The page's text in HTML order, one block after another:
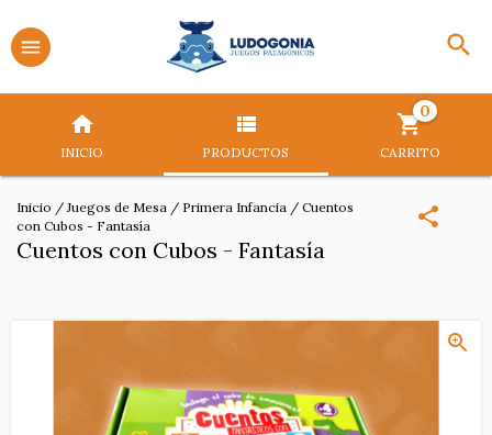
INICIO PRODUCTOS CARRITO
0
Inicio / Juegos de Mesa / Primera Infancia / Cuentos
con Cubos - Fantasía
Cuentos con Cubos - Fantasía